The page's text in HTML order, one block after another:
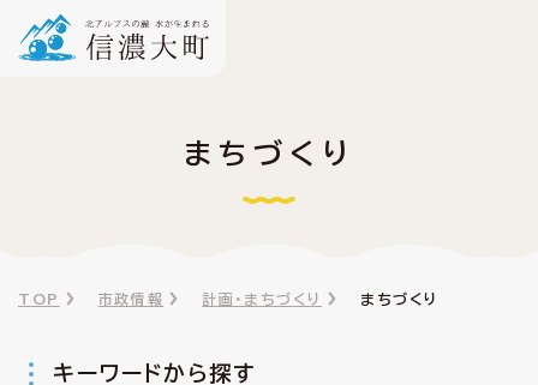
まちづくり
TOP 市政情報 計画・まちづくり まちづくり
キーワードから探す